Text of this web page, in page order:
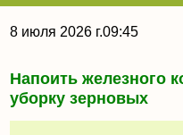
8 июля 2026 г.09:45
Напоить железного
уборку зерновых